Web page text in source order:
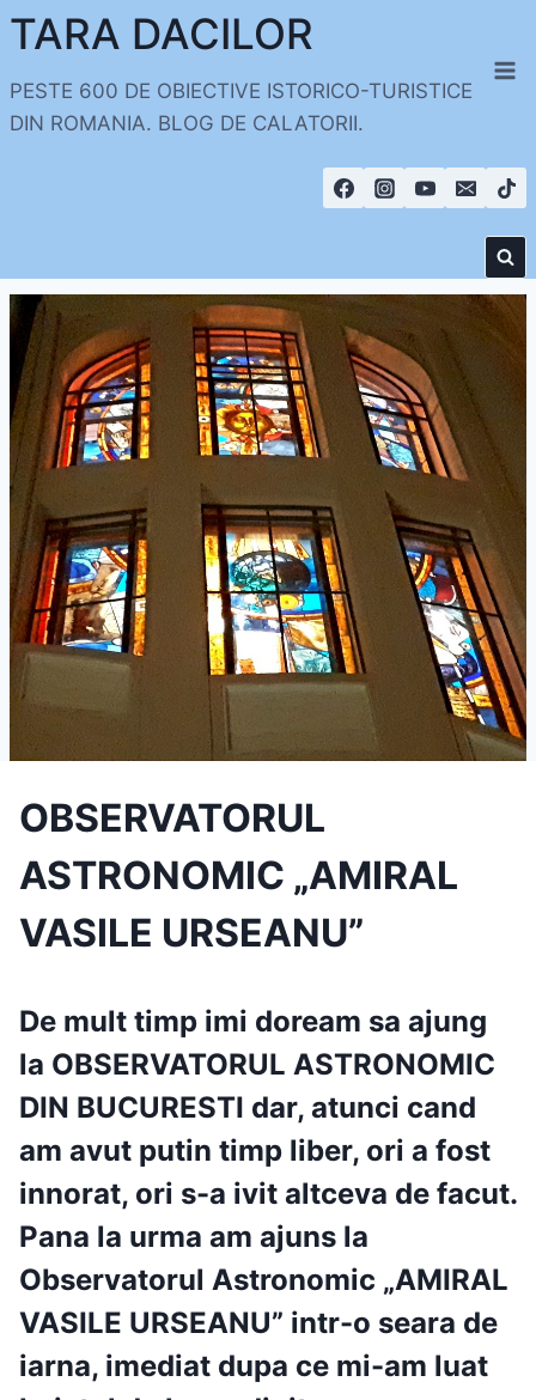
Skip
content
TARA DACILOR
PESTE 600 DE OBIECTIVE ISTORICO-TURISTICE
DIN ROMANIA. BLOG DE CALATORII.
OBSERVATORUL
ASTRONOMIC „AMIRAL
VASILE URSEANU”
De mult timp imi doream sa ajung
la OBSERVATORUL ASTRONOMIC
DIN BUCURESTI dar, atunci cand
am avut putin timp liber, ori a fost
innorat, ori s-a ivit altceva de facut.
Pana la urma am ajuns la
Observatorul Astronomic „AMIRAL
VASILE URSEANU” intr-o seara de
iarna, imediat dupa ce mi-am luat